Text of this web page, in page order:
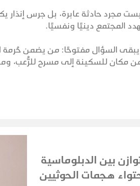
مجرد حادثة عابرة، بل جرس
المجتمع دينيًا ونفسيًا.
السؤال مفتوحًا: من يضمن حُرمة
من مكان للسكينة إلى مسرح للرُّعب،
بين الدبلوماسية
هجمات الحوثيين